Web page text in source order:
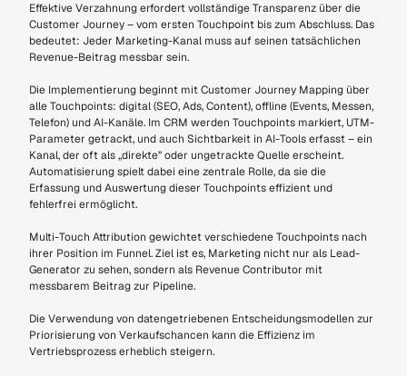
Effektive Verzahnung erfordert vollständige Transparenz über die
Customer Journey – vom ersten Touchpoint bis zum Abschluss. Das
bedeutet: Jeder Marketing-Kanal muss auf seinen tatsächlichen
Revenue-Beitrag messbar sein.
Die Implementierung beginnt mit Customer Journey Mapping über
alle Touchpoints: digital (SEO, Ads, Content), offline (Events, Messen,
Telefon) und AI-Kanäle. Im CRM werden Touchpoints markiert, UTM-
Parameter getrackt, und auch Sichtbarkeit in AI-Tools erfasst – ein
Kanal, der oft als „direkte” oder ungetrackte Quelle erscheint.
Automatisierung spielt dabei eine zentrale Rolle, da sie die
Erfassung und Auswertung dieser Touchpoints effizient und
fehlerfrei ermöglicht.
Multi-Touch Attribution gewichtet verschiedene Touchpoints nach
ihrer Position im Funnel. Ziel ist es, Marketing nicht nur als Lead-
Generator zu sehen, sondern als Revenue Contributor mit
messbarem Beitrag zur Pipeline.
Die Verwendung von datengetriebenen Entscheidungsmodellen zur
Priorisierung von Verkaufschancen kann die Effizienz im
Vertriebsprozess erheblich steigern.